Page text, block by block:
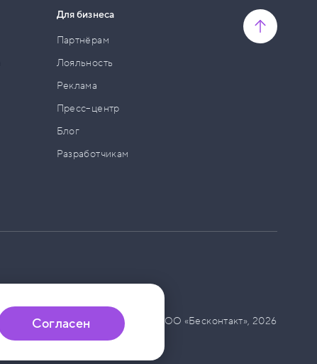
Для бизнеса
Партнёрам
Лояльность
Реклама
Пресс–центр
Блог
Разработчикам
© ООО «Бесконтакт», 2026
Согласен